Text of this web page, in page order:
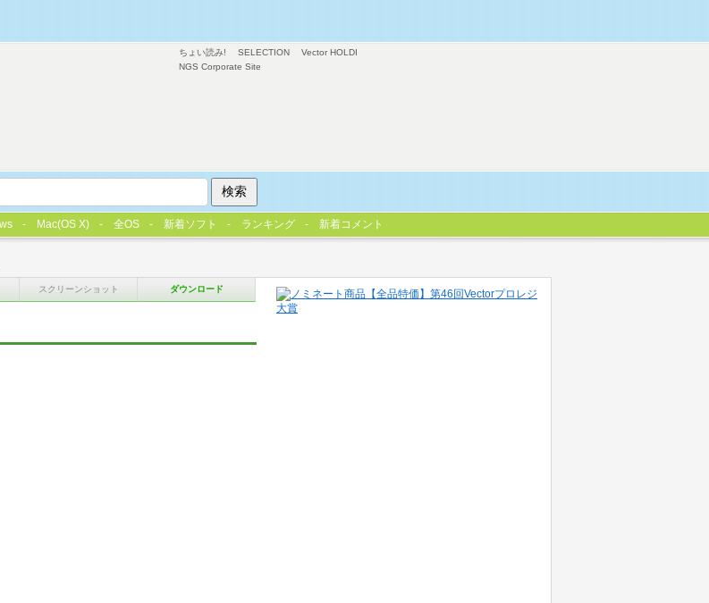
スクリーンショット ダウンロード
ちょい読み! SELECTION
Vector HOLDI
NGS Corporate Site
Mac(OS X) 全OS 新着ソフト ランキング 新着コメント